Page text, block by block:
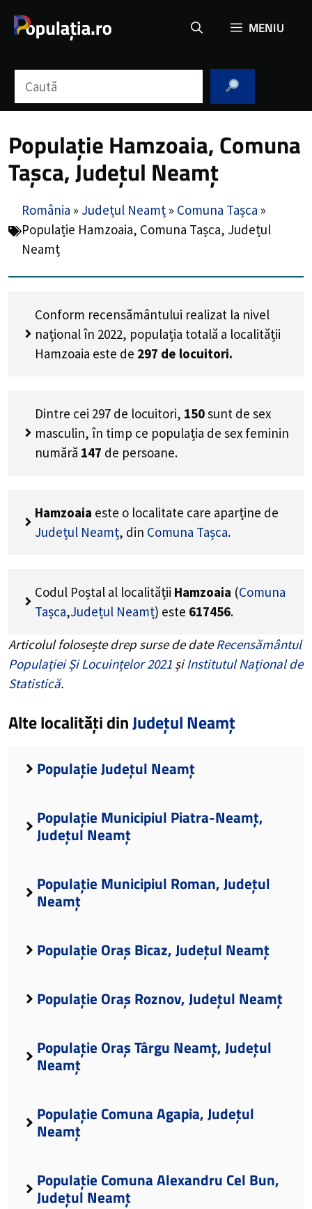
MENIU
Populație Hamzoaia, Comuna
Tașca, Județul Neamț
România » Județul Neamț » Comuna Tașca »
Populație Hamzoaia, Comuna Tașca, Județul
Neamț
Conform recensământului realizat la nivel
național în 2022, populația totală a localității
Hamzoaia este de 297 de locuitori.
Dintre cei 297 de locuitori, 150sunt de sex
masculin, în timp ce populația de sex feminin
numără 147 de persoane.
Hamzoaia este o localitate care aparține de
Județul Neamț, din Comuna Tașca.
Codul Poștal al localității Hamzoaia (Comuna
Tașca,Județul Neamț) este 617456.
Articolul folosește drep surse de dateRecensământul
Populației Și Locuințelor 2021 șiInstitutul Național de
Statistică.
Alte localități dinJudețul Neamț
Populație Județul Neamț
Populație Municipiul Piatra-Neamț,
Județul Neamț
Populație Municipiul Roman, Județul
Neamț
Populație Oraș Bicaz, Județul Neamț
Populație Oraș Roznov, Județul Neamț
Populație Oraș Târgu Neamț, Județul
Neamț
Populație Comuna Agapia, Județul
Neamț
Populație Comuna Alexandru Cel Bun,
Județul Neamț